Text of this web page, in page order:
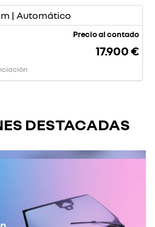
| Automático
Precio al contado
17.900 €
DESTACADAS